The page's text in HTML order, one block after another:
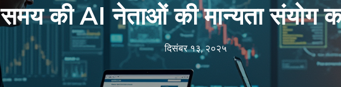
समय की AI नेताओं की मान्यता संयोग
दिसंबर १३, २०२५